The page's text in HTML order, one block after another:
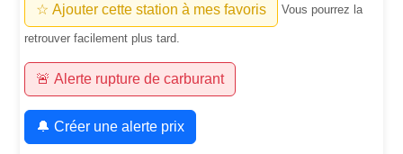
☆ Ajouter cette station à mes favoris Vous pourrez la
retrouver facilement plus tard.
🚨 Alerte rupture de carburant
🔔 Créer une alerte prix